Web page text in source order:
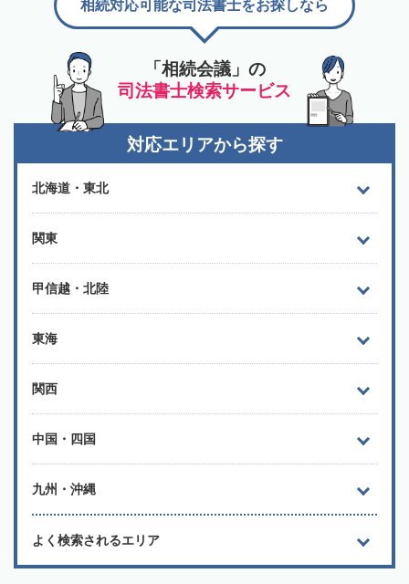
「相続会議」の
司法書士検索サービス
相続対応可能な司法書士をお探しなら
対応エリアから探す
北海道・東北
関東
甲信越・北陸
東海
関西
中国・四国
九州・沖縄
よく検索されるエリア